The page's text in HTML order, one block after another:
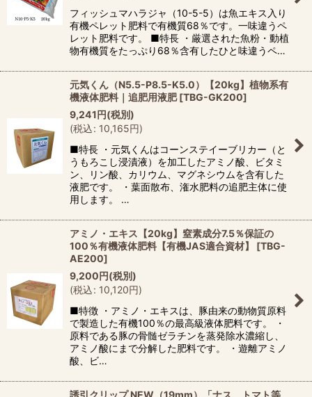
フィッシュマハラジャ（10-5-5）は魚エキス入り
有機ペレット肥料で有機質68％です。一味違うペ
レット肥料です。 ■特長 ・厳選された魚粉・動植
物有機質をたっぷり68％含有したひと味違うペ…
元気くん（N5.5-P8.5-K5.0）【20kg】植物系有
機液体肥料｜追肥用液肥 [TBG-GK200]
9,241 円(税別)
(税込: 10,165円)
■特長 ・元気くんはコーンステイーブリカー（と
うもろこし浸漬液）を加工したアミノ酸、ビタミ
ン、リン酸、カリウム、マグネシウムを含有した
液肥です。 ・葉面散布、潅水肥料の追肥主体に使
用します。 …
アミノ・エキス【20kg】窒素成分7.5％保証の
100％有機液体肥料【有機JAS適合資材】
[TBG-
AE200]
9,200 円(税別)
(税込: 10,120円)
■特徴 ・アミノ・エキスは、豚由来の動物質原料
で製造した有機100％の最高級液体肥料です。 ・
原料である豚の骨髄ゼラチンを蒸発除水濃縮し、
アミノ酸にまで分解した肥料です。 ・遊離アミノ
酸、ビ…